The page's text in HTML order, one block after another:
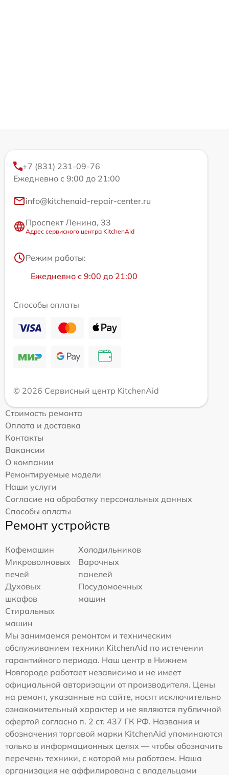
+7 (831) 231-09-76
Ежедневно с 9:00 до 21:00
info@kitchenaid-repair-center.ru
Проспект Ленина, 33
Адрес сервисного центра KitchenAid
Режим работы:
Ежедневно с 9:00 до 21:00
Способы оплаты
© 2026 Сервисный центр KitchenAid
Стоимость ремонта
Оплата и доставка
Контакты
Вакансии
О компании
Ремонтируемые модели
Наши услуги
Согласие на обработку персональных данных
Способы оплаты
Ремонт устройств
Кофемашин
Холодильников
Микроволновых
печей
Варочных
панелей
Духовых
шкафов
Посудомоечных
машин
Стиральных
машин
Мы занимаемся ремонтом и техническим
обслуживанием техники KitchenAid по истечении
гарантийного периода. Наш центр в Нижнем
Новгороде работает независимо и не имеет
официальной авторизации от производителя. Цены
на ремонт, указанные на сайте, носят исключительно
ознакомительный характер и не являются публичной
офертой согласно п. 2 ст. 437 ГК РФ. Названия и
обозначения торговой марки KitchenAid упоминаются
только в информационных целях — чтобы обозначить
перечень техники, с которой мы работаем. Наша
организация не аффилирована с владельцами